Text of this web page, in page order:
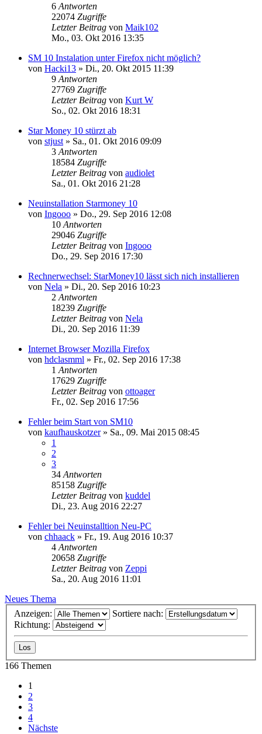
6 Antworten
22074 Zugriffe
Letzter Beitrag von Maik102
Mo., 03. Okt 2016 13:35
SM 10 Instalation unter Firefox nicht möglich?
von Hacki13 » Di., 20. Okt 2015 11:39
9 Antworten
27769 Zugriffe
Letzter Beitrag von Kurt W
So., 02. Okt 2016 18:31
Star Money 10 stürzt ab
von stjust » Sa., 01. Okt 2016 09:09
3 Antworten
18584 Zugriffe
Letzter Beitrag von audiolet
Sa., 01. Okt 2016 21:28
Neuinstallation Starmoney 10
von Ingooo » Do., 29. Sep 2016 12:08
10 Antworten
29046 Zugriffe
Letzter Beitrag von Ingooo
Do., 29. Sep 2016 17:30
Rechnerwechsel: StarMoney10 lässt sich nich installieren
von Nela » Di., 20. Sep 2016 10:23
2 Antworten
18239 Zugriffe
Letzter Beitrag von Nela
Di., 20. Sep 2016 11:39
Internet Browser Mozilla Firefox
von hdclasmml » Fr., 02. Sep 2016 17:38
1 Antworten
17629 Zugriffe
Letzter Beitrag von ottoager
Fr., 02. Sep 2016 17:56
Fehler beim Start von SM10
von kaufhauskotzer» Sa., 09. Mai 2015 08:45
1
2
3
34 Antworten
85158 Zugriffe
Letzter Beitrag von kuddel
Di., 23. Aug 2016 22:27
Fehler bei Neuinstalltion Neu-PC
von chhaack » Fr., 19. Aug 2016 10:37
4 Antworten
20658 Zugriffe
Letzter Beitrag von Zeppi
Sa., 20. Aug 2016 11:01
Neues Thema
Anzeigen:
Sortiere nach:
Richtung:
166 Themen
1
2
3
4
Nächste